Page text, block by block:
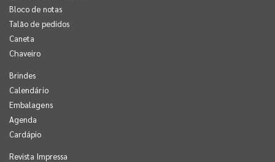
Bloco de notas
Talão de pedidos
Caneta
Chaveiro
Brindes
Calendário
Embalagens
Agenda
Cardápio
Revista Impressa